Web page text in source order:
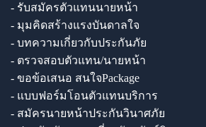
- รับสมัครตัวแทนนายหน้า
- มุมคิดสร้างแรงบันดาลใจ
- บทความเกี่ยวกับประกันภัย
- ตรวจสอบตัวแทน/นายหน้า
- ขอข้อเสนอ สนใจPackage
- แบบฟอร์มโอนตัวแทนบริการ
- สมัครนายหน้าประกันวินาศภัย